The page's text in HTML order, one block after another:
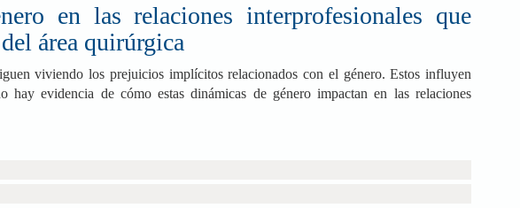
en las relaciones interprofesionales que
área quirúrgica
viviendo los prejuicios implícitos relacionados con el género. Estos influyen
hay evidencia de cómo estas dinámicas de género impactan en las relaciones